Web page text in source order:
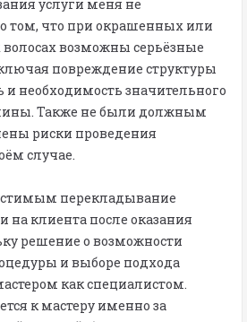
услуги меня не
том, что при окрашенных или
возможны серьёзные
повреждение структуры
и необходимость значительного
Также не были должным
риски проведения
случае.
перекладывание
на клиента после оказания
решение о возможности
и выборе подхода
как специалистом.
к мастеру именно за